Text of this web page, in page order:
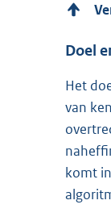
Doel
Het
van
komt